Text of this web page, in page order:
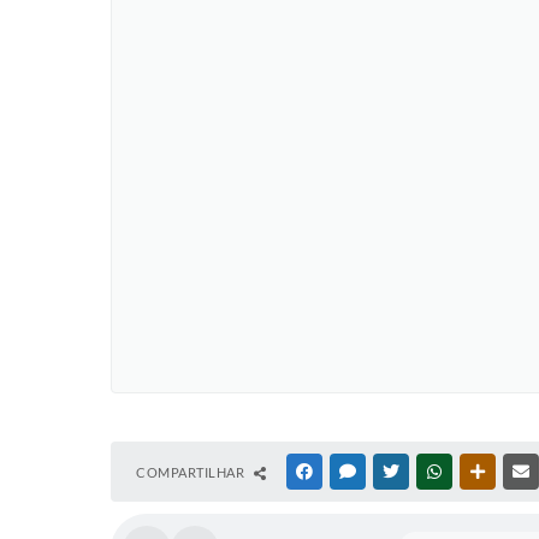
COMPARTILHAR FACEBOOKMESSENGER
TWITTERWHATSAPP